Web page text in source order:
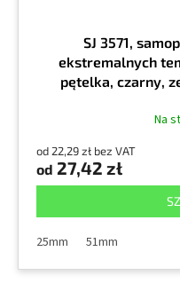
SJ 3571,
ekstremalnych
pętelka, czarny,
Na
od 22,29 zł bez VAT
od 27,42 zł
25mm 51mm